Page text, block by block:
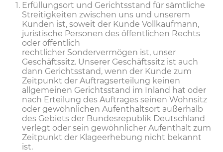
Erfüllungsort und Gerichtsstand für sämtliche
Streitigkeiten zwischen uns und unserem
Kunden ist, soweit der Kunde Vollkaufmann,
juristische Personen des öffentlichen Rechts
oder öffentlich
rechtlicher Sondervermögen ist, unser
Geschäftssitz. Unserer Geschäftssitz ist auch
dann Gerichtsstand, wenn der Kunde zum
Zeitpunkt der Auftragserteilung keinen
allgemeinen Gerichtsstand im Inland hat oder
nach Erteilung des Auftrages seinen Wohnsitz
oder gewöhnlichen Aufenthaltsort außerhalb
des Gebiets der Bundesrepublik Deutschland
verlegt oder sein gewöhnlicher Aufenthalt zum
Zeitpunkt der Klageerhebung nicht bekannt
ist.